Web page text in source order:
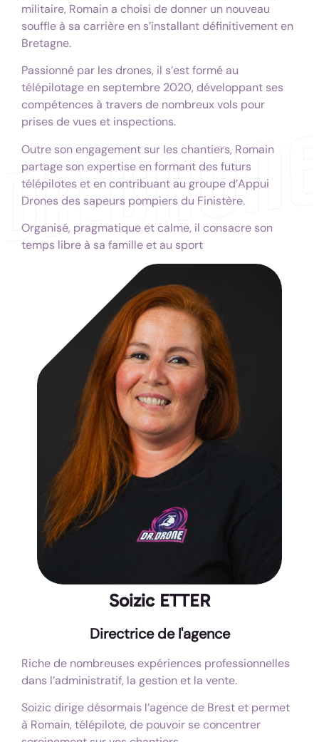
militaire, Romain a choisi de donner un nouveau
souffle à sa carrière en s’installant définitivement en
Bretagne.
Passionné par les drones, il s’est formé au
télépilotage en septembre 2020, développant ses
compétences à travers de nombreux vols pour
prises de vues et inspections.
Outre son engagement sur les chantiers, Romain
partage son expertise en formant des futurs
télépilotes et en contribuant au groupe d’Appui
Drones des sapeurs pompiers du Finistère.
Organisé, pragmatique et calme, il consacre son
temps libre à sa famille et au sport
Soizic ETTER
Directrice de l'agence
Riche de nombreuses expériences professionnelles
dans l’administratif, la gestion et la vente.
Soizic dirige désormais l’agence de Brest et permet
à Romain, télépilote, de pouvoir se concentrer